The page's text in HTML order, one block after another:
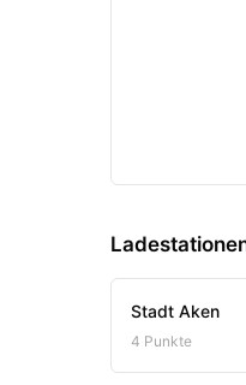
Stadt Aken
4 Punkte